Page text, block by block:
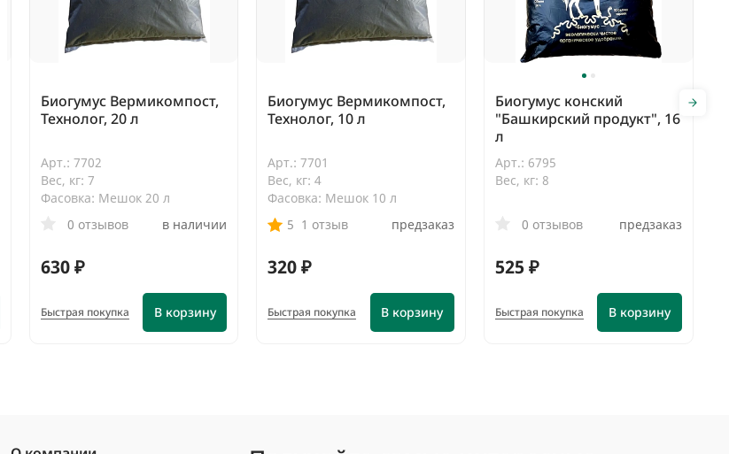
Биогумус Вермикомпост,
Технолог, 20 л
Арт.: 7702
Вес, кг: 7
Фасовка: Мешок 20 л
0 отзывов
в наличии
630 ₽
В корзину
Быстрая покупка
Биогумус Вермикомпост,
Технолог, 10 л
Арт.: 7701
Вес, кг: 4
Фасовка: Мешок 10 л
5 1 отзыв предзаказ
320 ₽
В корзину
Быстрая покупка
Биогумус конский
"Башкирский продукт", 16
л
Арт.: 6795
Вес, кг: 8
0 отзывов предзаказ
525 ₽
В корзину
Быстрая покупка